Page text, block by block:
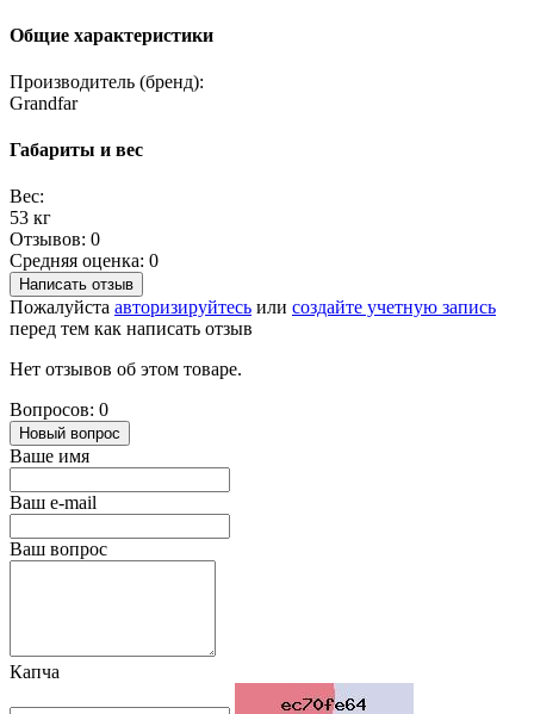
Общие характеристики
Производитель (бренд):
Grandfar
Габариты и вес
Вес:
53 кг
Отзывов: 0
Средняя оценка: 0
Написать отзыв
Пожалуйста авторизируйтесь или создайте учетную запись
перед тем как написать отзыв
Нет отзывов об этом товаре.
Вопросов: 0
Новый вопрос
Ваше имя
Ваш e-mail
Ваш вопрос
Капча